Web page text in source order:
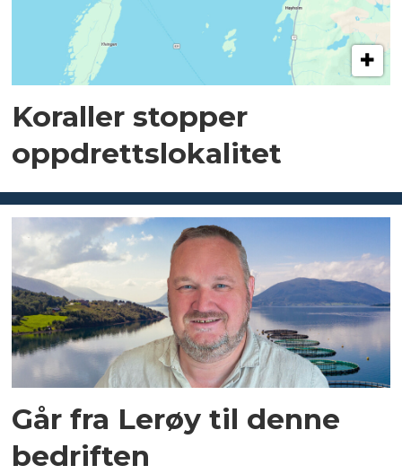
Koraller stopper
oppdrettslokalitet
Går fra Lerøy til denne
bedriften